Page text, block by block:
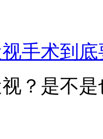
手术到
？是不